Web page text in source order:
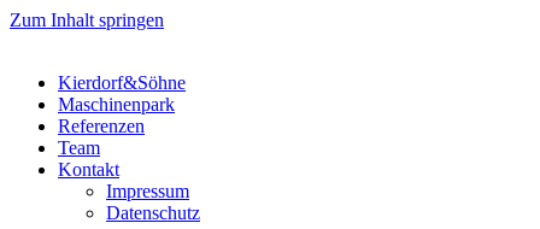
Zum Inhalt springen
Kierdorf&Söhne
Maschinenpark
Referenzen
Team
Kontakt
Impressum
Datenschutz